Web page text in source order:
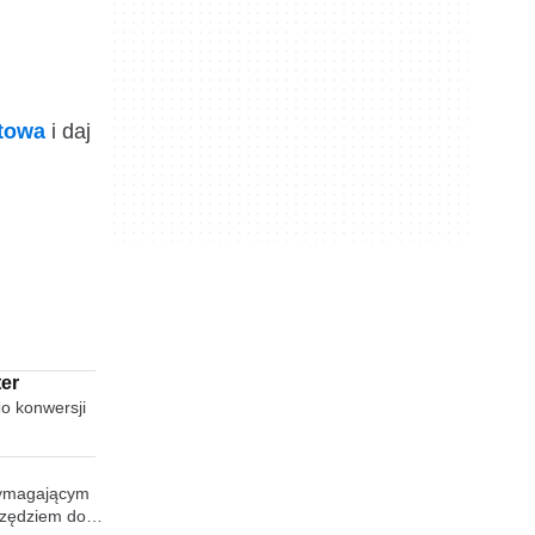
i daj
konwersji
do